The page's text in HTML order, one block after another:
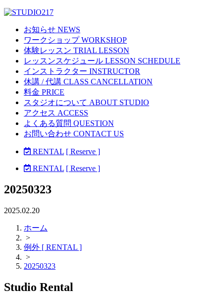
お知らせ NEWS
ワークショップ WORKSHOP
体験レッスン TRIAL LESSON
レッスンスケジュール LESSON SCHEDULE
インストラクター INSTRUCTOR
休講 / 代講 CLASS CANCELLATION
料金 PRICE
スタジオについて ABOUT STUDIO
アクセス ACCESS
よくある質問 QUESTION
お問い合わせ CONTACT US
RENTAL [ Reserve ]
RENTAL [ Reserve ]
20250323
2025.02.20
ホーム
>
例外 [ RENTAL ]
>
20250323
Studio Rental